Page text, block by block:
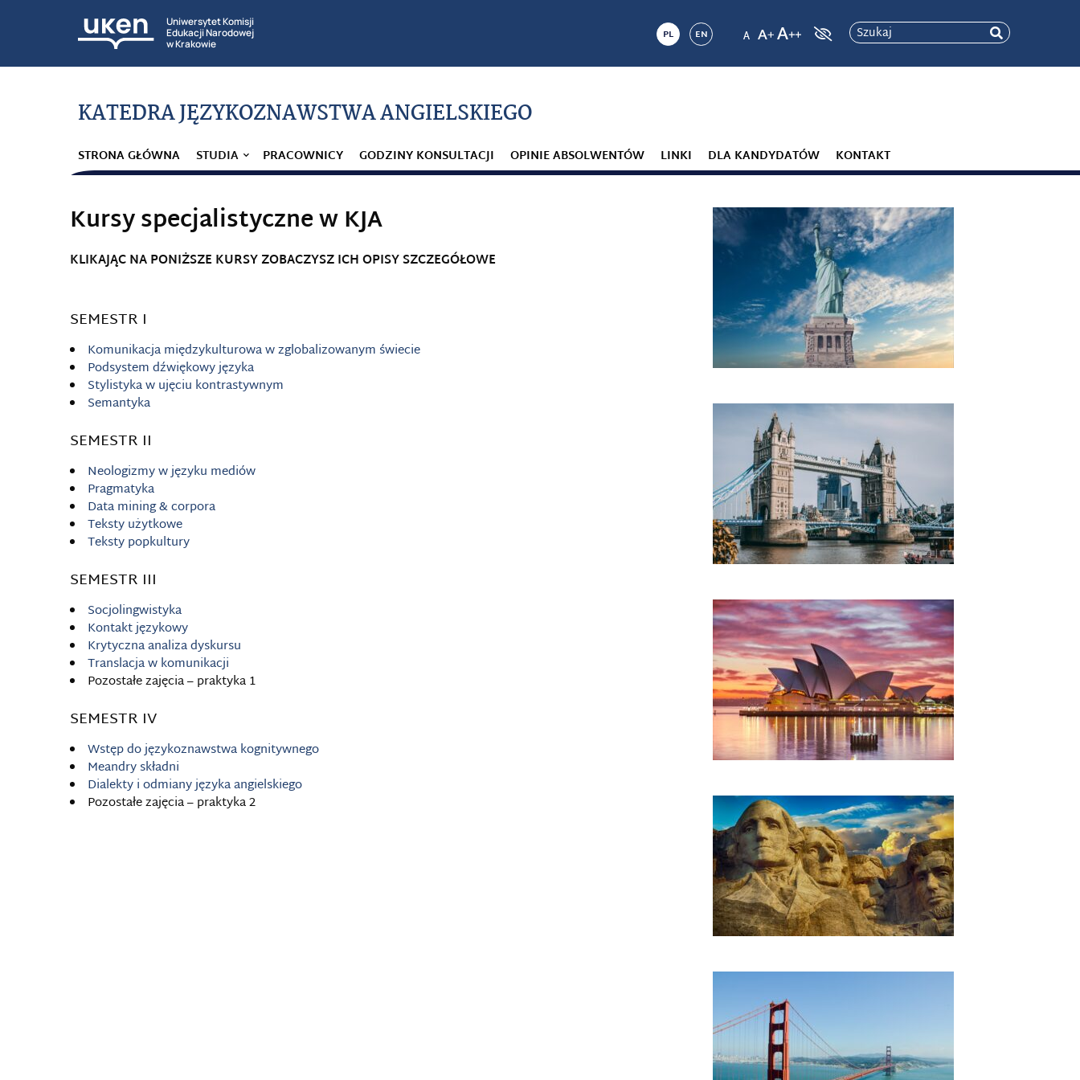
Uniwersytet Komisji
Edukacji Narodowej
w Krakowie
PL EN Szukaj
KATEDRA JĘZYKOZNAWSTWA ANGIELSKIEGO
STRONA GŁÓWNA STUDIA PRACOWNICY GODZINY KONSULTACJI OPINIE ABSOLWENTÓW LINKI DLA KANDYDATÓW KONTAKT
Kursy specjalistyczne w KJA
KLIKAJĄC NA PONIŻSZE KURSY ZOBACZYSZ ICH OPISY SZCZEGÓŁOWE
SEMESTR I
Komunikacja międzykulturowa w zglobalizowanym świecie
Podsystem dźwiękowy języka
Stylistyka w ujęciu kontrastywnym
Semantyka
SEMESTR II
Neologizmy w języku mediów
Pragmatyka
Data mining & corpora
Teksty użytkowe
Teksty popkultury
SEMESTR III
Socjolingwistyka
Kontakt językowy
Krytyczna analiza dyskursu
Translacja w komunikacji
Pozostałe zajęcia – praktyka 1
SEMESTR IV
Wstęp do językoznawstwa kognitywnego
Meandry składni
Dialekty i odmiany języka angielskiego
Pozostałe zajęcia – praktyka 2